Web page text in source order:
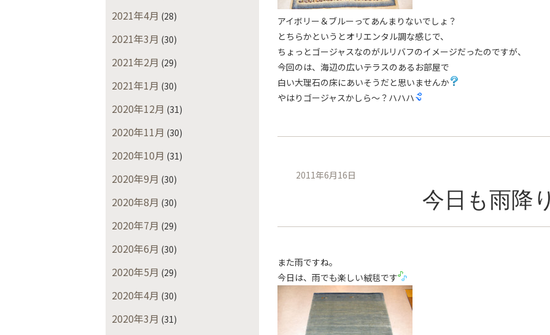
2021年4月 (28)
2021年3月 (30)
2021年2月 (29)
2021年1月 (30)
2020年12月 (31)
2020年11月 (30)
2020年10月 (31)
2020年9月 (30)
2020年8月 (30)
2020年7月 (29)
2020年6月 (30)
2020年5月 (29)
2020年4月 (30)
2020年3月 (31)
アイボリー＆ブルーってあんまりないでしょ？
とちらかというとオリエンタル調な感じで、
ちょっとゴージャスなのがルリバフのイメージだったのですが、
今回のは、海辺の広いテラスのあるお部屋で
白い大理石の床にあいそうだと思いませんか
やはりゴージャスかしら〜？ハハハ
2011年6月16日
今日も雨降
また雨ですね。
今日は、雨でも楽しい絨毯です